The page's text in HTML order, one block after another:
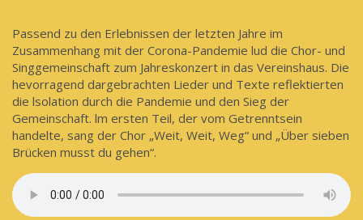
Passend zu den Erlebnissen der letzten Jahre im
Zusammenhang mit der Corona-Pandemie lud die Chor- und
Singgemeinschaft zum Jahreskonzert in das Vereinshaus. Die
hevorragend dargebrachten Lieder und Texte reflektierten
die lsolation durch die Pandemie und den Sieg der
Gemeinschaft. lm ersten Teil, der vom Getrenntsein
handelte, sang der Chor „Weit, Weit, Weg“ und „Über sieben
Brücken musst du gehen“.